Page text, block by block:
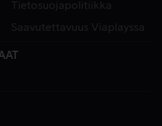
Tietosuojapolitiikka
Saavutettavuus Viaplayssa